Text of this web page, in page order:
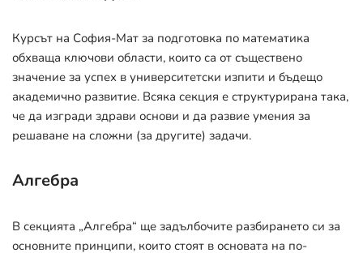
Курсът на София-Мат за подготовка по математика
обхваща ключови области, които са от съществено
значение за успех в университетски изпити и бъдещо
академично развитие. Всяка секция е структурирана така,
че да изгради здрави основи и да развие умения за
решаване на сложни (за другите) задачи.
Алгебра
В секцията „Алгебра“ ще задълбочите разбирането си за
основните принципи, които стоят в основата на по-